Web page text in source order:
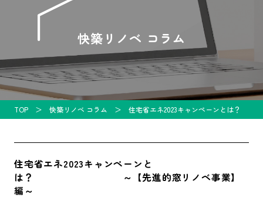
快築リノベ コラム
TOP 快築リノベ コラム 住宅省エネ2023キャンペーンと
住宅省エネ2023キャンペーンと
は？ ～【先進的窓リノベ事業】
編～